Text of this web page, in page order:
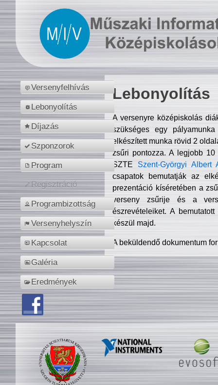
Versenyfelhívás
Lebonyolítás
Díjazás
Szponzorok
Program
Regisztráció
Programbizottság
Versenyhelyszín
Kapcsolat
Galéria
Eredmények
Lebonyolítás
A versenyre középiskolás
szükséges egy
elkészített munka rövid 2
zsűri pontozza. A legjobb
SZTE Szent-Györgyi Albert
csapatok bemutatják az
prezentáció kíséretében a
verseny zsűrije és a
észrevételeiket. A
készül majd.
A beküldendő dokumentum